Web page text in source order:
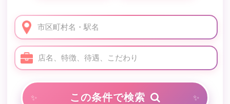
店名、特徴、待遇、こだわり
市区町村名・駅名
この条件で検索